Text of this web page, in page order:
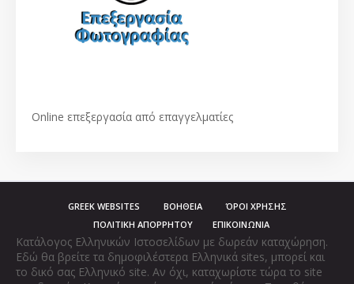
Οnline επεξεργασία από επαγγελματίες
GREEK WEBSITES ΒΟΗΘΕΙΑ
ΌΡΟΙ ΧΡΗΣΗΣ
ΠΟΛΙΤΙΚΗ ΑΠΟΡΡΗΤΟΥ
ΕΠΙΚΟΙΝΩΝΙΑ
Κατάλογος Ελληνικών Ιστοσελίδων με δωρεάν καταχώρηση.
Εδώ θα βρείτε τα δημοφιλέστερα Ελληνικά sites, μπορεί και
το δικό σας Ελληνικό site. Αν όχι, καταχωρίστε τώρα το site